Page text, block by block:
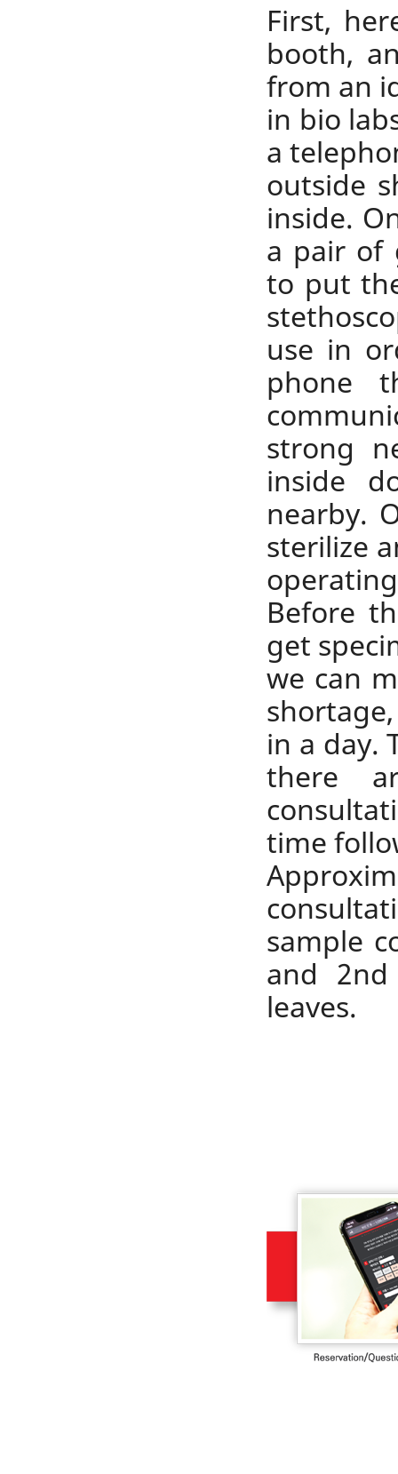
First,
booth,
from an
in bio
a
outside
inside.
a pair of
to put
use in
phone
strong
inside
nearby.
sterilize
Before
get
we can
in a day.
there
time
sample
and
leaves.